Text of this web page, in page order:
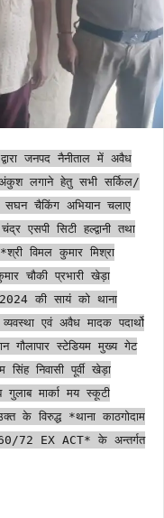
जनपद नैनीताल में अवैध
अंकुश लगाने हेतु सभी सर्किल/
सघन चैकिंग अभियान चलाए
एसपी सिटी हल्द्वानी तथा
विमल कुमार मिश्रा
चौकी प्रभारी खेड़ा
की सायं को थाना
व्यवस्था एवं अवैध मादक पदार्थो
गौलापार स्टेडियम मुख्य गेट
निवासी पूर्वी खेड़ा
मार्का मय स्कूटी
के विरुद्ध *थाना काठगोदाम
72 EX ACT* के अन्तर्गत